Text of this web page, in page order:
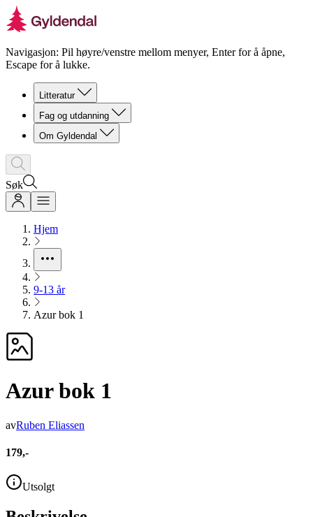
Navigasjon: Pil høyre/venstre mellom menyer, Enter for å åpne,
Escape for å lukke.
Litteratur
Fag og utdanning
Om Gyldendal
Søk
Hjem
9-13 år
Azur bok 1
Azur bok 1
avRuben Eliassen
179,-
Utsolgt